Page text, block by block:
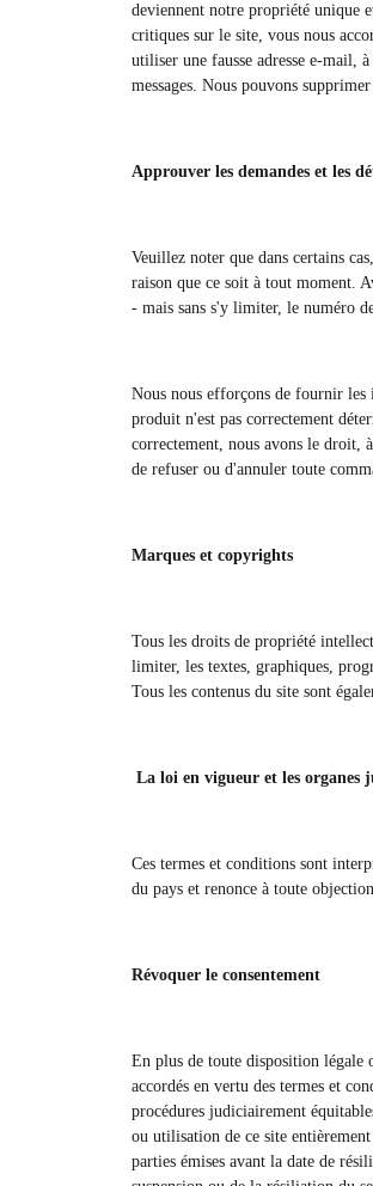
deviennent notre propriété unique
critiques sur le site, vous nous
utiliser une fausse adresse e-mail,
messages. Nous pouvons
Approuver les demandes et les
Veuillez noter que dans certains
raison que ce soit à tout moment.
- mais sans s'y limiter, le numéro
Nous nous efforçons de fournir les
produit n'est pas correctement
correctement, nous avons le droit,
de refuser ou d'annuler toute
Marques et copyrights
Tous les droits de propriété
limiter, les textes, graphiques,
Tous les contenus du site sont
La loi en vigueur et les organes
Ces termes et conditions sont
du pays et renonce à toute
Révoquer le consentement
En plus de toute disposition légale
accordés en vertu des termes et
procédures judiciairement
ou utilisation de ce site
parties émises avant la date de